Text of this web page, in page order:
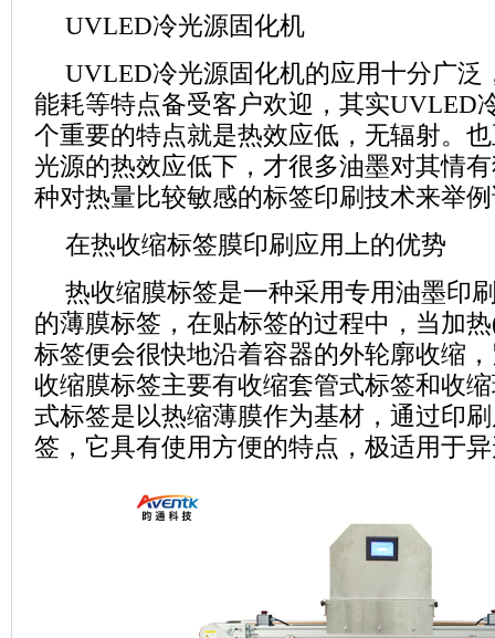
UVLED冷光源固化机
UVLED冷光源固化机的应用十分广泛
能耗等特点备受客户欢迎，其实UVLED
个重要的特点就是热效应低，无辐射。
光源的热效应低下，才很多油墨对其情
种对热量比较敏感的标签印刷技术来举
在热收缩标签膜印刷应用上的优势
热收缩膜标签是一种采用专用油墨印
的薄膜标签，在贴标签的过程中，当加热
标签便会很快地沿着容器的外轮廓收缩
收缩膜标签主要有收缩套管式标签和收
式标签是以热缩薄膜作为基材，通过印
签，它具有使用方便的特点，极适用于